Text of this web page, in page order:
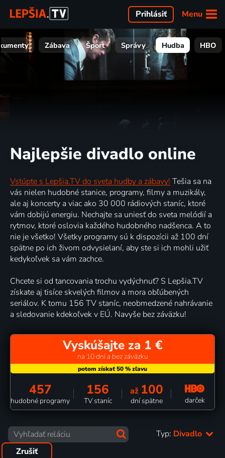
Menu
Prihlásiť
Zábava Šport Správy Hudba HBO
Najlepšie divadlo online
Vstúpte s Lepšia.TV do sveta hudby a zábavy! Tešia sa na
vás nielen hudobné stanice, programy, filmy a muzikály,
ale aj koncerty a viac ako 30 000 rádiových staníc, ktoré
vám dobijú energiu. Nechajte sa uniesť do sveta melódií a
rytmov, ktoré oslovia každého hudobného nadšenca. A to
nie je všetko! Všetky programy sú k dispozícii až 100 dní
spätne po ich živom odvysielaní, aby ste si ich mohli užiť
kedykoľvek sa vám zachce.
Chcete si od tancovania trochu vydýchnuť? S Lepšia.TV
získate aj tisíce skvelých filmov a mora obľúbených
seriálov. K tomu 156 TV staníc, neobmedzené nahrávanie
a sledovanie kdekoľvek v EÚ. Navyše bez záväzku!
Vyskúšajte za 1 €
na 10 dní a bez záväzku
457
hudobné programy
156
TV staníc
až 100
dní spätne darček
Typ: Divadlo
Zrušiť